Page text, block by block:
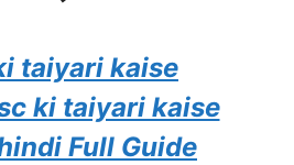
taiyari kaise
ki taiyari kaise
Full Guide